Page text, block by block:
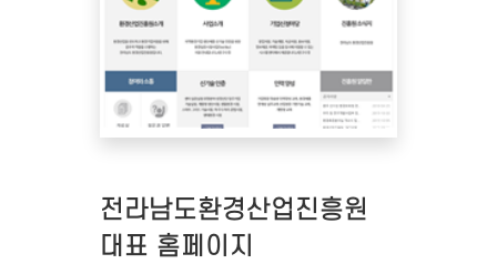
전라남도환경산업진흥원
대표 홈페이지